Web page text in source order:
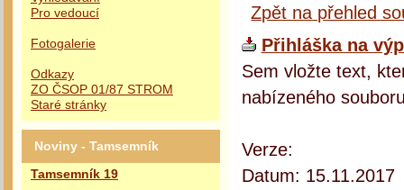
Pro vedoucí
Fotogalerie
Odkazy
ZO ČSOP 01/87 STROM
Staré stránky
Noviny - Tamsemník
Tamsemník 19
Zpět na přehled
Přihláška na
Sem vložte text,
nabízeného
Verze:
Datum: 15.11.2017